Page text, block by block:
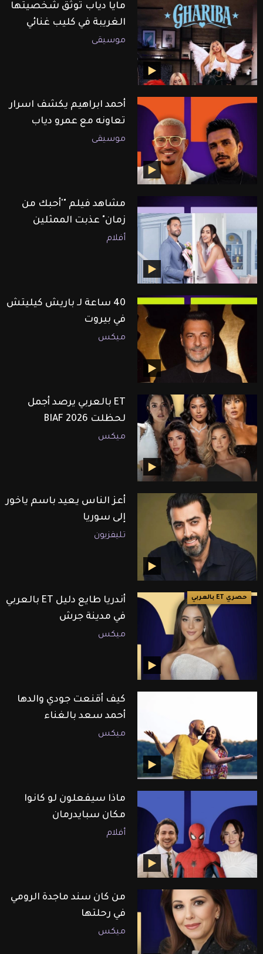
مايا دياب توثق شخصيتها
الغريبة في كليب غنائي
موسيقى
أحمد ابراهيم يكشف اسرار
تعاونه مع عمرو دياب
موسيقى
مشاهد فيلم "'أحبك من
زمان" عذبت الممثلين
أفلام
40 ساعة لـ باريش كيليتش
في بيروت
ميكس
ET بالعربي يرصد أجمل
لحظلت BIAF 2026
ميكس
أعز الناس يعيد باسم ياخور
إلى سوريا
تليفزيون
حصري ET بالعربي
أندريا طايع دليل ET بالعربي
في مدينة جرش
ميكس
كيف أقنعت جودي والدها
أحمد سعد بالغناء
ميكس
ماذا سيفعلون لو كانوا
مكان سبايدرمان
أفلام
من كان سند ماجدة الرومي
في رحلتها
ميكس